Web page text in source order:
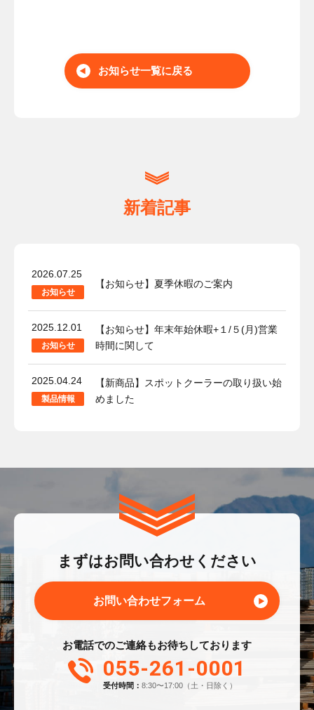
お知らせ一覧に戻る
新着記事
2026.07.25
お知らせ
【お知らせ】夏季休暇のご案内
2025.12.01
お知らせ
【お知らせ】年末年始休暇+１/５(月)営業
時間に関して
2025.04.24
製品情報
【新商品】スポットクーラーの取り扱い始
めました
まずはお問い合わせください
お問い合わせフォーム
お電話でのご連絡もお待ちしております
055-261-0001
受付時間： 8:30〜17:00（土・日除く）